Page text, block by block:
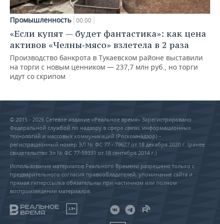
Промышленность 00:00
«Если купят — будет фантастика»: как цена
активов «Челны‑мясо» взлетела в 2 раза
Производство банкрота в Тукаевском районе выставили
на торги с новым ценником — 237,7 млн руб., но торги
идут со скрипом
© 2015 - 2026 Сетевое издание «Реальное время» Зарегистрировано
Федеральной службой по надзору в сфере связи, информационных
технологий и массовых коммуникаций (Роскомнадзор) –
регистрационный номер ЭЛ № ФС 77 - 79627 от 18 декабря 2020 г. (ранее
свидетельство Эл № ФС 77-59331 от 18 сентября 2014 г.)
Использование материалов Реального Времени разрешено только с
предварительного согласия правообладателей, упоминание сайта и
прямая гиперссылка обязательны при частичном или полном
воспроизведении материалов.
18+